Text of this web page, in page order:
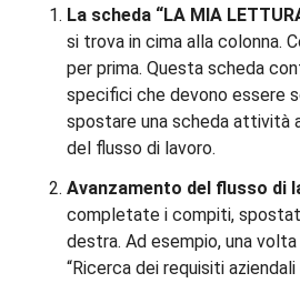
La scheda “LA MIA
si trova in cima alla colonna.
per prima. Questa scheda
specifici che devono essere
spostare una scheda attività
del flusso di lavoro.
Avanzamento del flusso di
completate i compiti,
destra. Ad esempio, una
“Ricerca dei requisiti